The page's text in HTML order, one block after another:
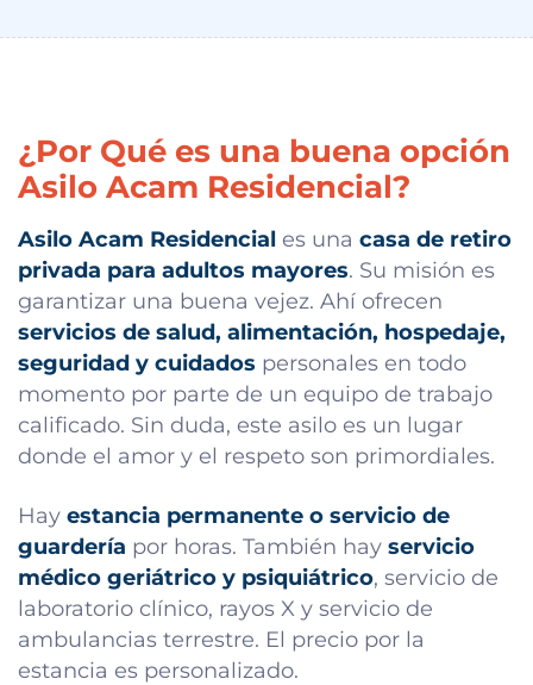
¿Por Qué es una buena opción
Asilo Acam Residencial?
Asilo Acam Residencial es una casa de retiro
privada para adultos mayores. Su misión es
garantizar una buena vejez. Ahí ofrecen
servicios de salud, alimentación, hospedaje,
seguridad y cuidados personales en todo
momento por parte de un equipo de trabajo
calificado. Sin duda, este asilo es un lugar
donde el amor y el respeto son primordiales.
Hay estancia permanente o servicio de
guardería por horas. También hay servicio
médico geriátrico y psiquiátrico, servicio de
laboratorio clínico, rayos X y servicio de
ambulancias terrestre. El precio por la
estancia es personalizado.